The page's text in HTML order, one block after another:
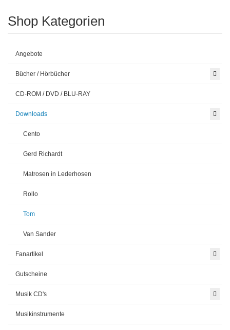
Shop Kategorien
Angebote
Bücher / Hörbücher
CD-ROM / DVD / BLU-RAY
Downloads
Cento
Gerd Richardt
Matrosen in Lederhosen
Rollo
Tom
Van Sander
Fanartikel
Gutscheine
Musik CD's
Musikinstrumente